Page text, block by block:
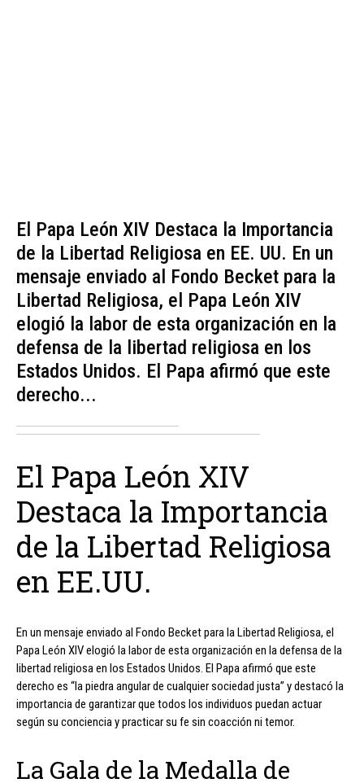
El Papa León XIV Destaca la Importancia
de la Libertad Religiosa en EE. UU. En un
mensaje enviado al Fondo Becket para la
Libertad Religiosa, el Papa León XIV
elogió la labor de esta organización en la
defensa de la libertad religiosa en los
Estados Unidos. El Papa afirmó que este
derecho...
El Papa León XIV
Destaca la Importancia
de la Libertad Religiosa
en EE.UU.
En un mensaje enviado al Fondo Becket para la Libertad Religiosa, el
Papa León XIV elogió la labor de esta organización en la defensa de la
libertad religiosa en los Estados Unidos. El Papa afirmó que este
derecho es “la piedra angular de cualquier sociedad justa” y destacó la
importancia de garantizar que todos los individuos puedan actuar
según su conciencia y practicar su fe sin coacción ni temor.
La Gala de la Medalla de